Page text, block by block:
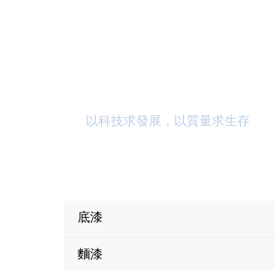
以科技求發展，以質量求生存
底漆
麵漆